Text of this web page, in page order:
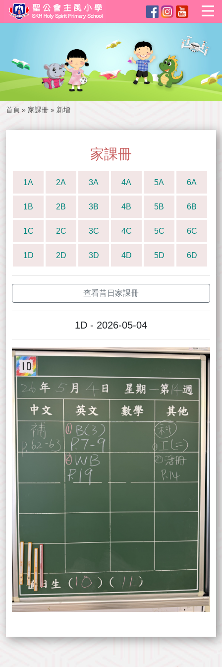
首頁 » 家課冊 » 新增
家課冊
1A 2A 3A 4A 5A 6A
1B 2B 3B 4B 5B 6B
1C 2C 3C 4C 5C 6C
1D 2D 3D 4D 5D 6D
查看昔日家課冊
1D - 2026-05-04